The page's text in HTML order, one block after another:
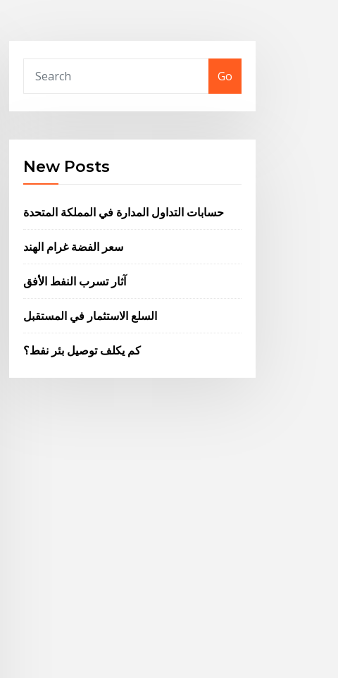
Go
New Posts
حسابات التداول المدارة في المملكة المتحدة
سعر الفضة غرام الهند
آثار تسرب النفط الأفق
السلع الاستثمار في المستقبل
كم يكلف توصيل بئر نفط؟